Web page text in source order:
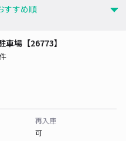
車場【26773】
再入庫
可